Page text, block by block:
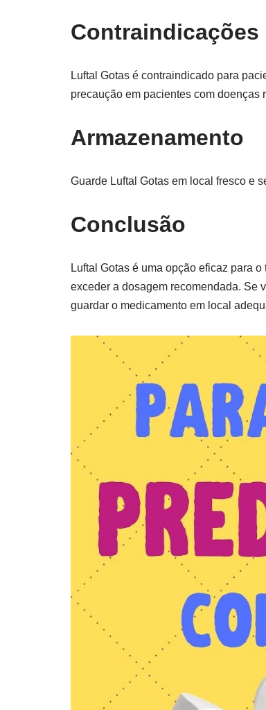
Contraindicações
Luftal Gotas é contraindicado para
precaução em pacientes com doenças
Armazenamento
Guarde Luftal Gotas em local fresco e
Conclusão
Luftal Gotas é uma opção eficaz para
exceder a dosagem recomendada. Se
guardar o medicamento em local